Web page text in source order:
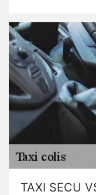
TAXI SECU